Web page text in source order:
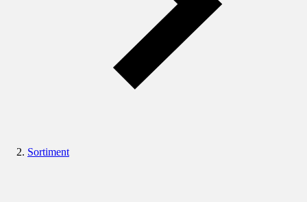
Sortiment